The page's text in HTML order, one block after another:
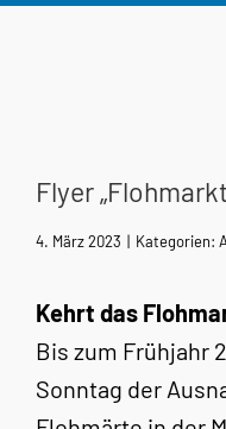
Flyer
4. März 2023 | Kategorien:
Kehrt das
Bis zum Frühjahr
Sonntag der